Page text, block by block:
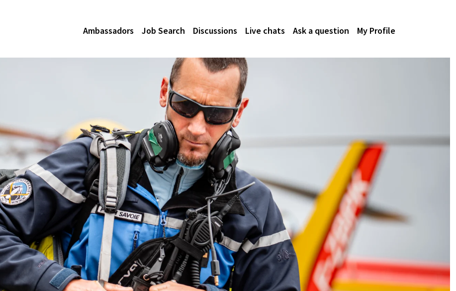
Ambassadors Job Search Discussions Live chats Ask a question My Profile